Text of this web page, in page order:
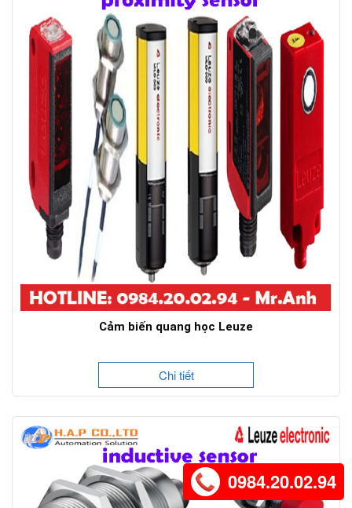
Cảm biến quang học Leuze
Chi tiết
0984.20.02.94